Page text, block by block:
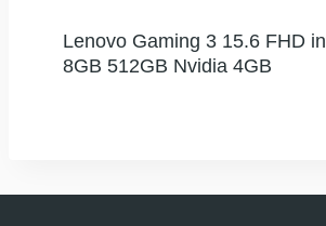
Lenovo Gaming 3 15.6 FHD
8GB 512GB Nvidia 4GB